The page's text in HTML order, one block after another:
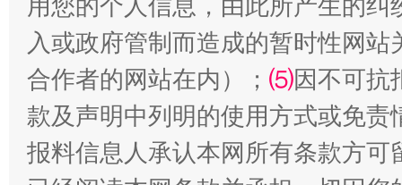
受贿1.44亿！段成刚被判无期 从幼
用您的个人信息，由此所产生的纠
入或政府管制而造成的暂时性网
合作者的网站在内）； ⑸因不可抗
款及声明中列明的使用方式或免责
报料信息人承认本网所有条款方